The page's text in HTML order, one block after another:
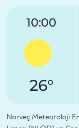
10:00
26°
Norveç Meteoroloji